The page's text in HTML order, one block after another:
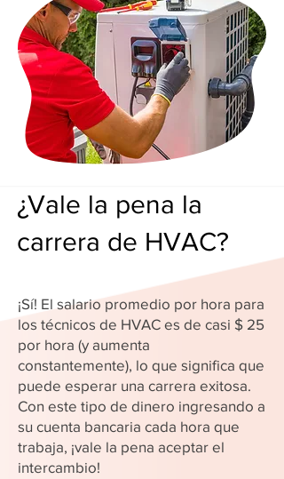
¿Vale la pena la
carrera de HVAC?
¡Sí! El salario promedio por hora para
los técnicos de HVAC es de casi $ 25
por hora (y aumenta
constantemente), lo que significa que
puede esperar una carrera exitosa.
Con este tipo de dinero ingresando a
su cuenta bancaria cada hora que
trabaja, ¡vale la pena aceptar el
intercambio!